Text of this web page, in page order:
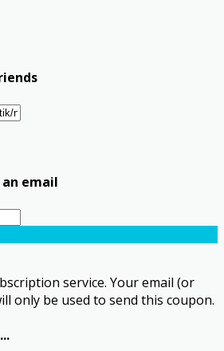
email
service. Your email (or
only be used to send this coupon.